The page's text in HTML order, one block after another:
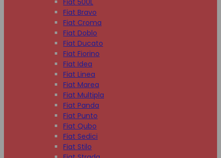
Fiat 500L
Fiat Bravo
Fiat Croma
Fiat Doblo
Fiat Ducato
Fiat Fiorino
Fiat Idea
Fiat Linea
Fiat Marea
Fiat Multipla
Fiat Panda
Fiat Punto
Fiat Qubo
Fiat Sedici
Fiat Stilo